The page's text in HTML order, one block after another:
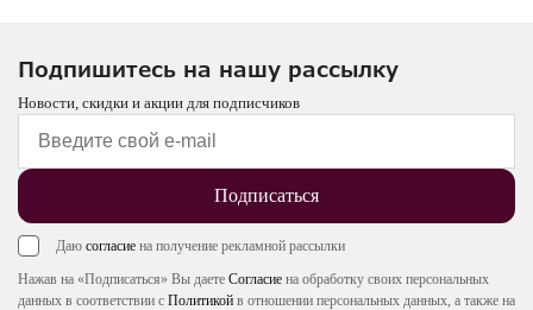
Подпишитесь на нашу рассылку
Новости, скидки и акции для подписчиков
Подписаться
Даю согласие на получение рекламной рассылки
Нажав на «Подписаться» Вы даете Согласие на обработку своих персональных
данных в соответствии с Политикой в отношении персональных данных, а также на